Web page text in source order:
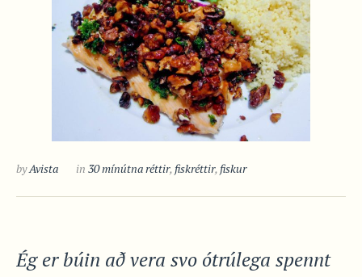
byAvista in 30 mínútna réttir, fiskréttir, fiskur
Ég er búin að vera svo ótrúlega spennt